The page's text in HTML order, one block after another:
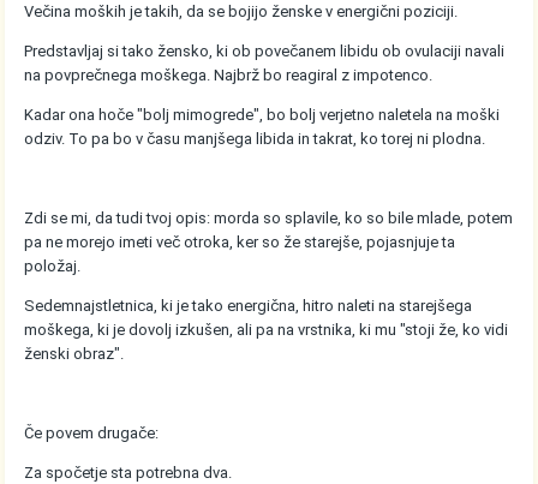
Večina moških je takih, da se bojijo ženske v energični poziciji.
Predstavljaj si tako žensko, ki ob povečanem libidu ob ovulaciji navali
na povprečnega moškega. Najbrž bo reagiral z impotenco.
Kadar ona hoče "bolj mimogrede", bo bolj verjetno naletela na moški
odziv. To pa bo v času manjšega libida in takrat, ko torej ni plodna.
Zdi se mi, da tudi tvoj opis: morda so splavile, ko so bile mlade, potem
pa ne morejo imeti več otroka, ker so že starejše, pojasnjuje ta
položaj.
Sedemnajstletnica, ki je tako energična, hitro naleti na starejšega
moškega, ki je dovolj izkušen, ali pa na vrstnika, ki mu "stoji že, ko vidi
ženski obraz".
Če povem drugače:
Za spočetje sta potrebna dva.